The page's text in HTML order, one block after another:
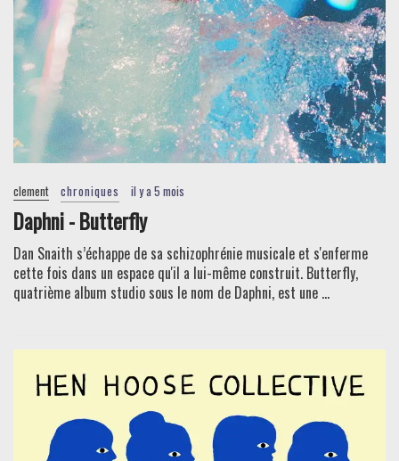
clement chroniques il y a 5 mois
Daphni - Butterfly
Dan Snaith s’échappe de sa schizophrénie musicale et s'enferme
cette fois dans un espace qu'il a lui-même construit. Butterfly,
quatrième album studio sous le nom de Daphni, est une ...